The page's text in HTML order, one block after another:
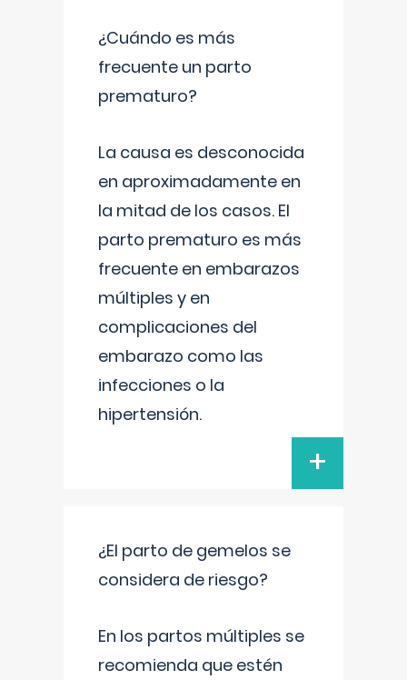
¿Cuándo es más
frecuente un parto
prematuro?
La causa es desconocida
en aproximadamente en
la mitad de los casos. El
parto prematuro es más
frecuente en embarazos
múltiples y en
complicaciones del
embarazo como las
infecciones o la
hipertensión.
+
¿El parto de gemelos se
considera de riesgo?
En los partos múltiples se
recomienda que estén